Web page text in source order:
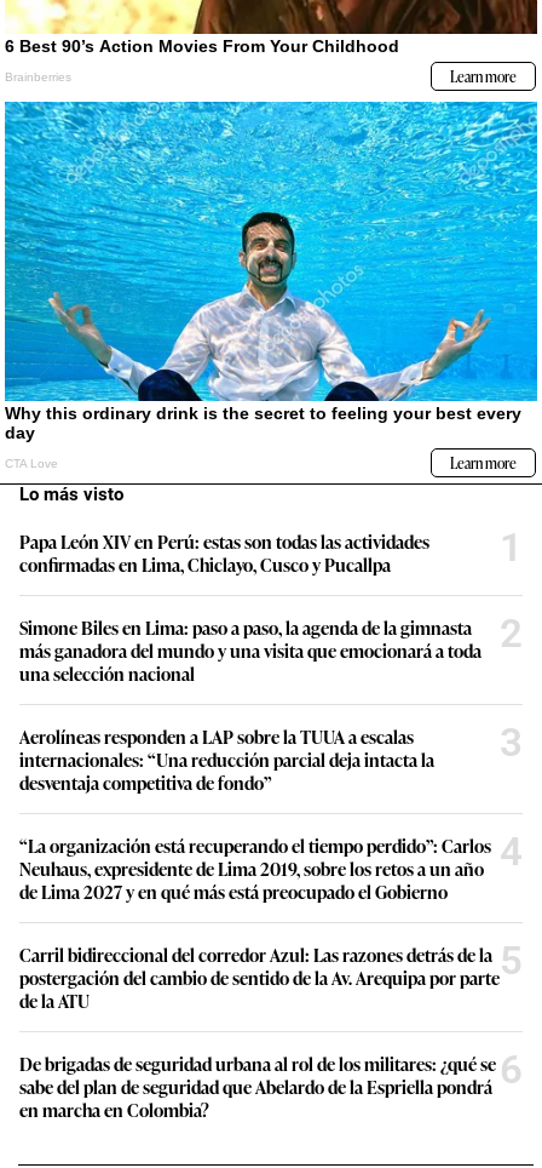
Lo más visto
Papa León XIV en Perú: estas son todas las actividades
confirmadas en Lima, Chiclayo, Cusco y Pucallpa
1
Simone Biles en Lima: paso a paso, la agenda de la gimnasta
más ganadora del mundo y una visita que emocionará a toda
una selección nacional
2
Aerolíneas responden a LAP sobre la TUUA a escalas
internacionales: “Una reducción parcial deja intacta la
desventaja competitiva de fondo”
3
“La organización está recuperando el tiempo perdido”: Carlos
Neuhaus, expresidente de Lima 2019, sobre los retos a un año
de Lima 2027 y en qué más está preocupado el Gobierno
4
Carril bidireccional del corredor Azul: Las razones detrás de la
postergación del cambio de sentido de la Av. Arequipa por parte
de la ATU
5
De brigadas de seguridad urbana al rol de los militares: ¿qué se
sabe del plan de seguridad que Abelardo de la Espriella pondrá
en marcha en Colombia?
6